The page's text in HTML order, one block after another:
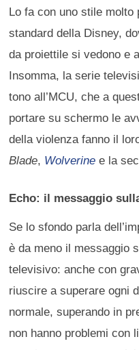
Lo fa con uno stile
standard della Disney,
da proiettile si vedono e
Insomma, la serie
tono all’MCU, che a
portare su schermo le
della violenza fanno il
Blade, Wolverine e la
Echo: il messaggio
Se lo sfondo parla
è da meno il messaggio
televisivo: anche con
riuscire a superare ogni
normale, superando in
non hanno problemi con